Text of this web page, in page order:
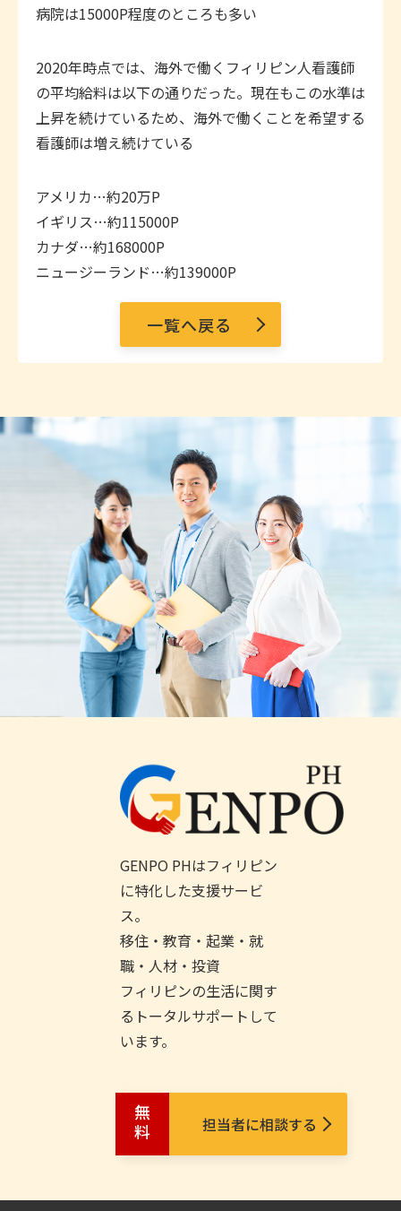
病院は15000P程度のところも多い
2020年時点では、海外で働くフィリピン人看護師
の平均給料は以下の通りだった。現在もこの水準は
上昇を続けているため、海外で働くことを希望する
看護師は増え続けている
アメリカ…約20万P
イギリス…約115000P
カナダ…約168000P
ニュージーランド…約139000P
一覧へ戻る
GENPO PHはフィリピン
に特化した支援サービ
ス。
移住・教育・起業・就
職・人材・投資
フィリピンの生活に関す
るトータルサポートして
います。
無料 担当者に相談する